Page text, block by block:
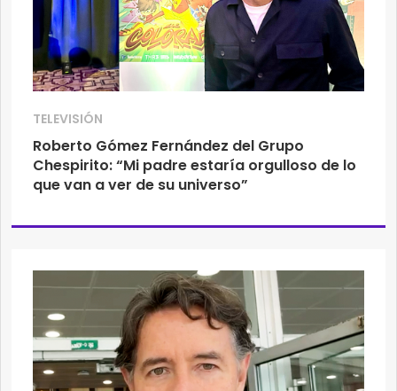
TELEVISIÓN
Roberto Gómez Fernández del Grupo
Chespirito: “Mi padre estaría orgulloso de lo
que van a ver de su universo”